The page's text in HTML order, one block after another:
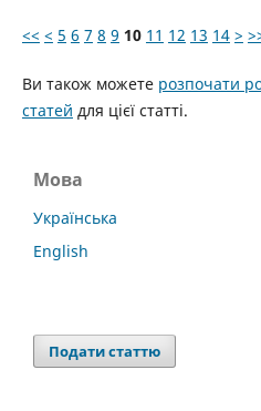
<< < 5 6 7 8 9 10 11 12 13 14 >
Ви також можете розпочати
статей для цієї статті.
Мова
Українська
English
Подати статтю